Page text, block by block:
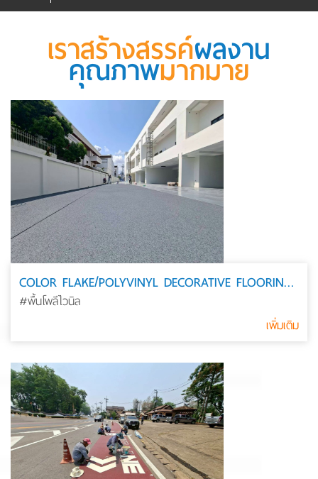
เราสร้างสรรค์ผลงาน
คุณภาพมากมาย
COLOR FLAKE/POLYVINYL DECORATIVE FLOORING อาคาร
#พื้นโพลีไวนิล
เพิ่มเติม